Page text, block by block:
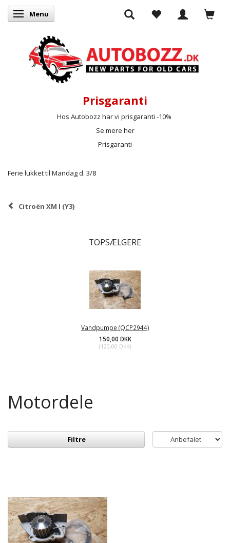
Skifte navigation
Menu
Prisgaranti
Hos Autobozz har vi prisgaranti -10%
Se mere her
Prisgaranti
Ferie lukket til Mandag d. 3/8
Citroën XM I (Y3)
TOPSÆLGERE
Vandpumpe (QCP2944)
150,00 DKK
(120,00 DKK)
Motordele
Filtre